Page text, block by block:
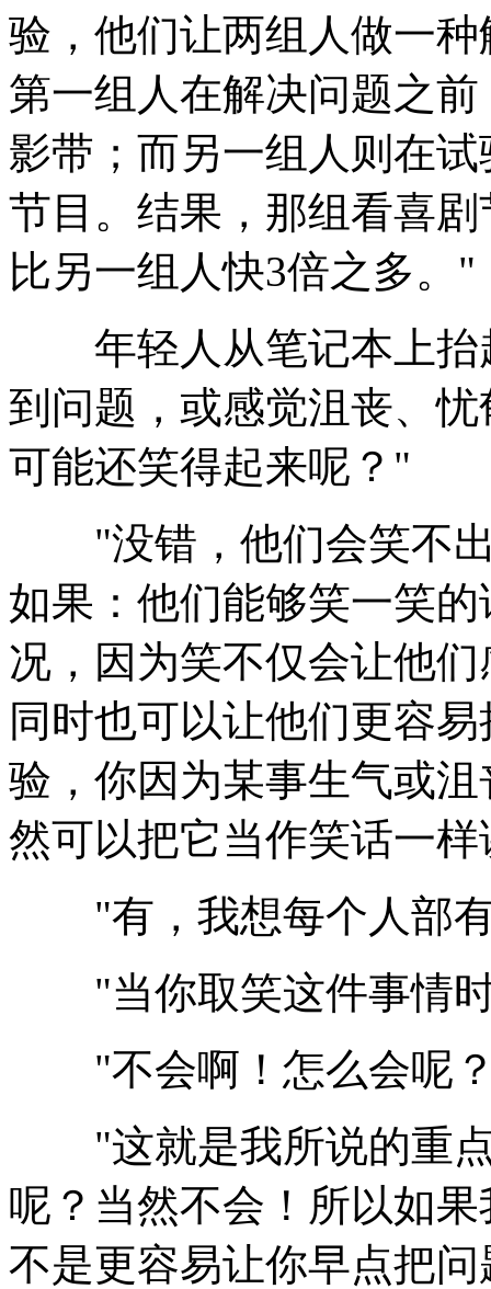
验，他们让两组人做一
第一组人在解决问题之
影带；而另一组人则在
节目。结果，那组看喜
比另一组人快3倍之多。"
年轻人从笔记本上抬
到问题，或感觉沮丧、
可能还笑得起来呢？"
"没错，他们会笑不出
如果：他们能够笑一笑
况，因为笑不仅会让他
同时也可以让他们更容
验，你因为某事生气或
然可以把它当作笑话一
"有，我想每个人部有
"当你取笑这件事情时
"不会啊！怎么会呢？
"这就是我所说的重点
呢？当然不会！所以如
不是更容易让你早点把